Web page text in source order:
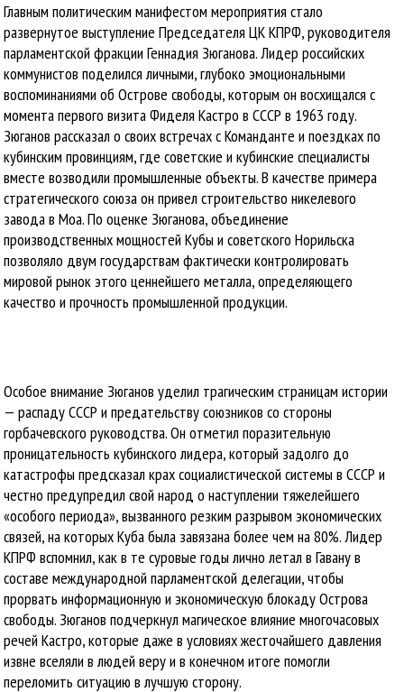
Главным политическим манифестом мероприятия стало
развернутое выступление Председателя ЦК КПРФ, руководителя
парламентской фракции Геннадия Зюганова. Лидер российских
коммунистов поделился личными, глубоко эмоциональными
воспоминаниями об Острове свободы, которым он восхищался с
момента первого визита Фиделя Кастро в СССР в 1963 году.
Зюганов рассказал о своих встречах с Команданте и поездках по
кубинским провинциям, где советские и кубинские специалисты
вместе возводили промышленные объекты. В качестве примера
стратегического союза он привел строительство никелевого
завода в Моа. По оценке Зюганова, объединение
производственных мощностей Кубы и советского Норильска
позволяло двум государствам фактически контролировать
мировой рынок этого ценнейшего металла, определяющего
качество и прочность промышленной продукции.
Особое внимание Зюганов уделил трагическим страницам истории
— распаду СССР и предательству союзников со стороны
горбачевского руководства. Он отметил поразительную
проницательность кубинского лидера, который задолго до
катастрофы предсказал крах социалистической системы в СССР и
честно предупредил свой народ о наступлении тяжелейшего
«особого периода», вызванного резким разрывом экономических
связей, на которых Куба была завязана более чем на 80%. Лидер
КПРФ вспомнил, как в те суровые годы лично летал в Гавану в
составе международной парламентской делегации, чтобы
прорвать информационную и экономическую блокаду Острова
свободы. Зюганов подчеркнул магическое влияние многочасовых
речей Кастро, которые даже в условиях жесточайшего давления
извне вселяли в людей веру и в конечном итоге помогли
переломить ситуацию в лучшую сторону.